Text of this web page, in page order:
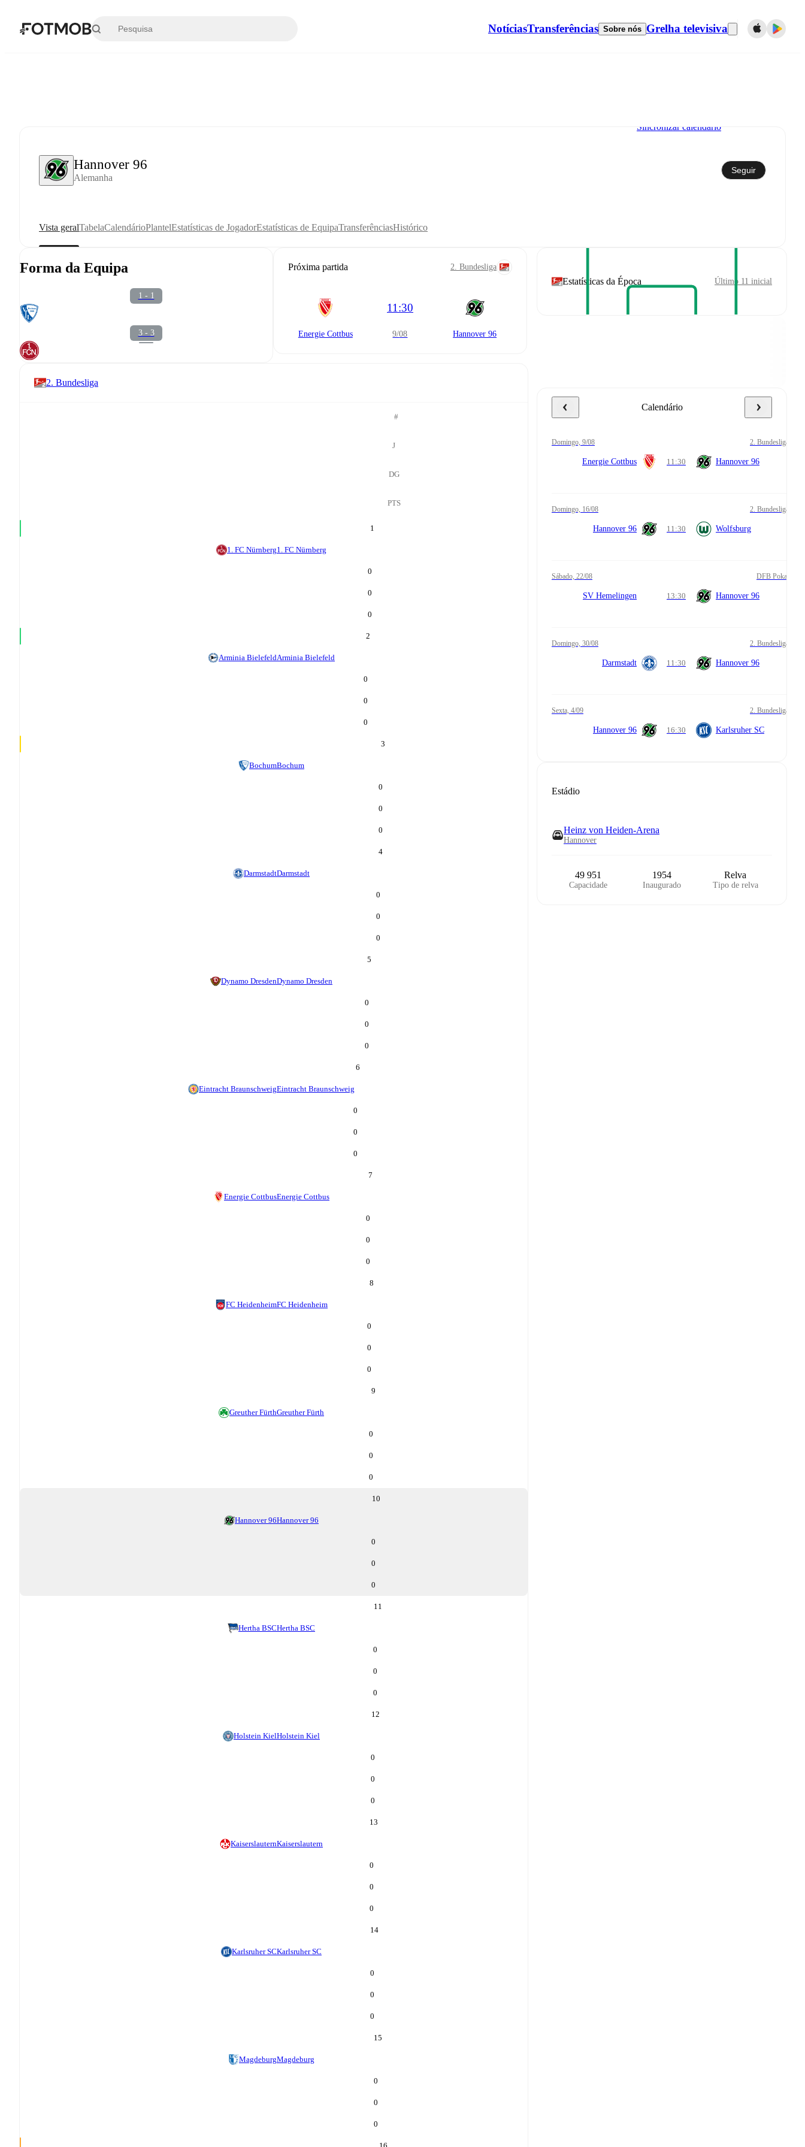
NotíciasTransferências Sobre nós Grelha televisiva
Hannover 96
Alemanha
Sincronizar calendário
Seguir
Vista geralTabelaCalendárioPlantelEstatísticas de JogadorEstatísticas de EquipaTransferênciasHistórico
Forma da Equipa
1 - 1
3 - 3
Próxima partida 2. Bundesliga
Energie Cottbus
11:30
9/08 Hannover 96
2. Bundesliga
#
J
DG
PTS
1
1. FC Nürnberg1. FC Nürnberg
0
0
0
2
Arminia BielefeldArminia Bielefeld
0
0
0
3
BochumBochum
0
0
0
4
DarmstadtDarmstadt
0
0
0
5
Dynamo DresdenDynamo Dresden
0
0
0
6
Eintracht BraunschweigEintracht Braunschweig
0
0
0
7
Energie CottbusEnergie Cottbus
0
0
0
8
FC HeidenheimFC Heidenheim
0
0
0
9
Greuther FürthGreuther Fürth
0
0
0
10
Hannover 96Hannover 96
0
0
0
11
Hertha BSCHertha BSC
0
0
0
12
Holstein KielHolstein Kiel
0
0
0
13
KaiserslauternKaiserslautern
0
0
0
14
Karlsruher SCKarlsruher SC
0
0
0
15
MagdeburgMagdeburg
0
0
0
Estatísticas da Época Último 11 inicial
Calendário
domingo, 9/08 2. Bundesliga
Energie Cottbus 11:30 Hannover 96
domingo, 16/08 2. Bundesliga
Hannover 96 11:30 Wolfsburg
sábado, 22/08 DFB Pokal
SV Hemelingen 13:30 Hannover 96
domingo, 30/08 2. Bundesliga
Darmstadt 11:30 Hannover 96
sexta, 4/09 2. Bundesliga
Hannover 96 16:30 Karlsruher SC
Estádio
Heinz von Heiden-Arena
Hannover
49 951
Capacidade
1954
Inaugurado
Relva
Tipo de relva